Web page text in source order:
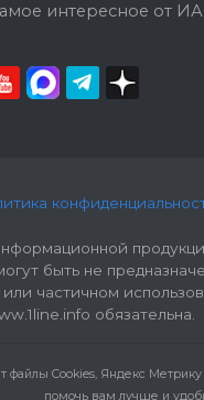
интересное от ИА
быть не
частичном
обязательна.
файлы Cookies, Яндекс
помочь вам лучше и